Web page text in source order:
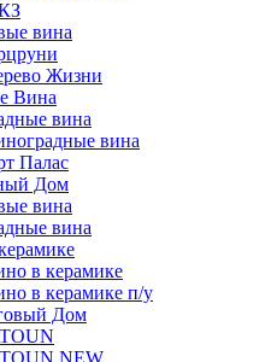
вина
Жизни
Вина
вина
вина
Палас
Дом
вина
вина
в керамике
в керамике п/у
Дом
NEW